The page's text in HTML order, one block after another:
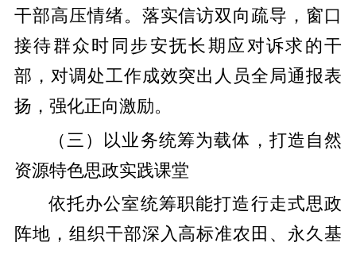
干部高压情绪。落实信访双向疏导，窗口
接待群众时同步安抚长期应对诉求的干
部，对调处工作成效突出人员全局通报表
扬，强化正向激励。
（三）以业务统筹为载体，打造自然
资源特色思政实践课堂
依托办公室统筹职能打造行走式思政
阵地，组织干部深入高标准农田、永久基